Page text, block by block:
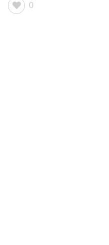
0